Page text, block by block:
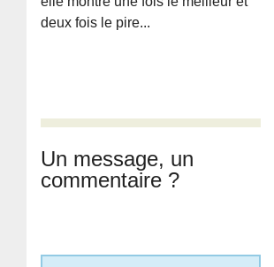
deux fois le pire...
Un message, un
commentaire ?